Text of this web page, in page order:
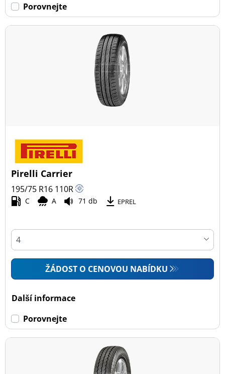
Porovnejte
Pirelli Carrier
195/75 R16 110R
C A 71 db EPREL
ŽÁDOST O CENOVOU NABÍDKU
Další informace
Porovnejte